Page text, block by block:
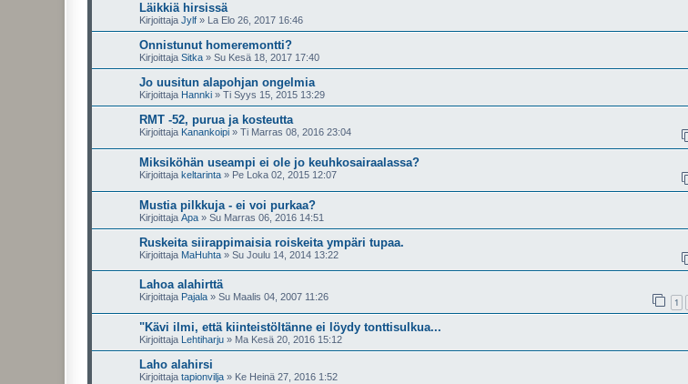
Läikkiä hirsissä
Kirjoittaja Jylf » La Elo 26, 2017 16:46
Onnistunut homeremontti?
Kirjoittaja Sitka » Su Kesä 18, 2017 17:40
Jo uusitun alapohjan ongelmia
Kirjoittaja Hannki » Ti Syys 15, 2015 13:29
RMT -52, purua ja kosteutta
Kirjoittaja Kanankoipi » Ti Marras 08, 2016 23:04
Miksiköhän useampi ei ole jo keuhkosairaalassa?
Kirjoittaja keltarinta » Pe Loka 02, 2015 12:07
Mustia pilkkuja - ei voi purkaa?
Kirjoittaja Apa » Su Marras 06, 2016 14:51
Ruskeita siirappimaisia roiskeita ympäri tupaa.
Kirjoittaja MaHuhta » Su Joulu 14, 2014 13:22
Lahoa alahirttä
Kirjoittaja Pajala » Su Maalis 04, 2007 11:26 1
"Kävi ilmi, että kiinteistöltänne ei löydy tonttisulkua...
Kirjoittaja Lehtiharju » Ma Kesä 20, 2016 15:12
Laho alahirsi
Kirjoittaja tapionvilja » Ke Heinä 27, 2016 1:52